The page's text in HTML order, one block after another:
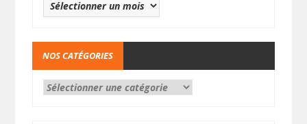
NOS CATÉGORIES